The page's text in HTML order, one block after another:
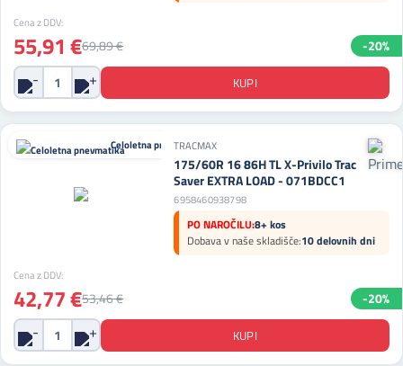
Cena z DDV:
55,91 €69,89 € -20%
Celoletna pnevmatika
TRACMAX
175/60R 16 86H TL X-Privilo Trac
Saver EXTRA LOAD - 071BDCC1
6958460938798
PO NAROČILU:8+ kos
Dobava v naše skladišče:10 delovnih dni
Cena z DDV:
42,77 €53,46 € -20%